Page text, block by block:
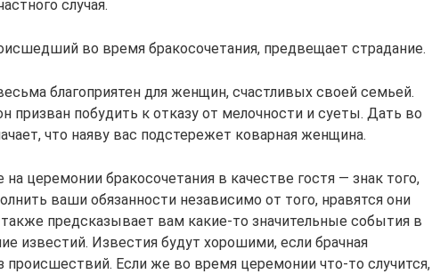
случая.
во время бракосочетания, предвещает страдание.
благоприятен для женщин, счастливых своей семьей.
призван побудить к отказу от мелочности и суеты. Дать во
что наяву вас подстережет коварная женщина.
церемонии бракосочетания в качестве гостя — знак того,
ваши обязанности независимо от того, нравятся они
предсказывает вам какие-то значительные события в
известий. Известия будут хорошими, если брачная
происшествий. Если же во время церемонии что-то случится,